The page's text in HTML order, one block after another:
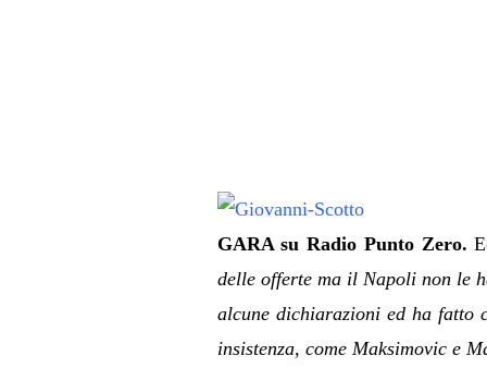
GARA su Radio Punto Zero.
delle offerte ma il Napoli non le
alcune dichiarazioni ed ha fatto
insistenza, come Maksimovic e